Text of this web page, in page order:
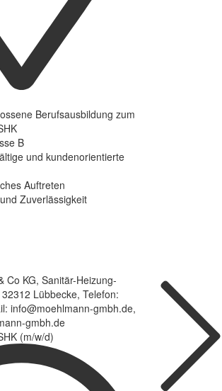
Berufsausbildung zum
B
und kundenorientierte
Auftreten
Zuverlässigkeit
Co KG, Sanitär-Heizung-
Lübbecke, Telefon:
info@moehlmann-gmbh.de,
gmbh.de
(m/w/d)